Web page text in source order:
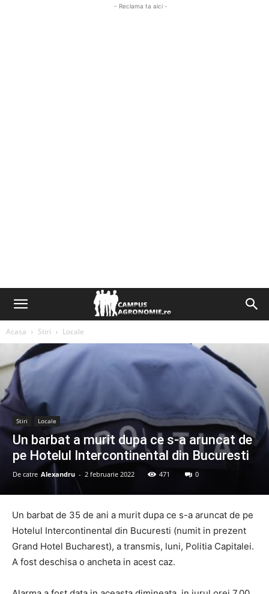
- Reclama ta aici -
Acasa Stiri Locale
Stiri Locale
Un barbat a murit dupa ce s-a aruncat de
pe Hotelul Intercontinental din Bucuresti
De catre Alexandru - 2 februarie 2022 471 0
Un barbat de 35 de ani a murit dupa ce s-a aruncat de pe
Hotelul Intercontinental din Bucuresti (numit in prezent
Grand Hotel Bucharest), a transmis, luni, Politia Capitalei.
A fost deschisa o ancheta in acest caz.